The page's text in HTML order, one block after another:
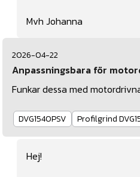
Mvh Johanna
2026-04-22
Anpassningsbara för
Funkar dessa med
DVG1540PSV Profilgrind
Hej!